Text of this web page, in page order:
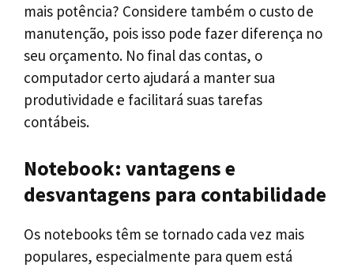
mais potência? Considere também o custo de
manutenção, pois isso pode fazer diferença no
seu orçamento. No final das contas, o
computador certo ajudará a manter sua
produtividade e facilitará suas tarefas
contábeis.
Notebook: vantagens e
desvantagens para contabilidade
Os notebooks têm se tornado cada vez mais
populares, especialmente para quem está